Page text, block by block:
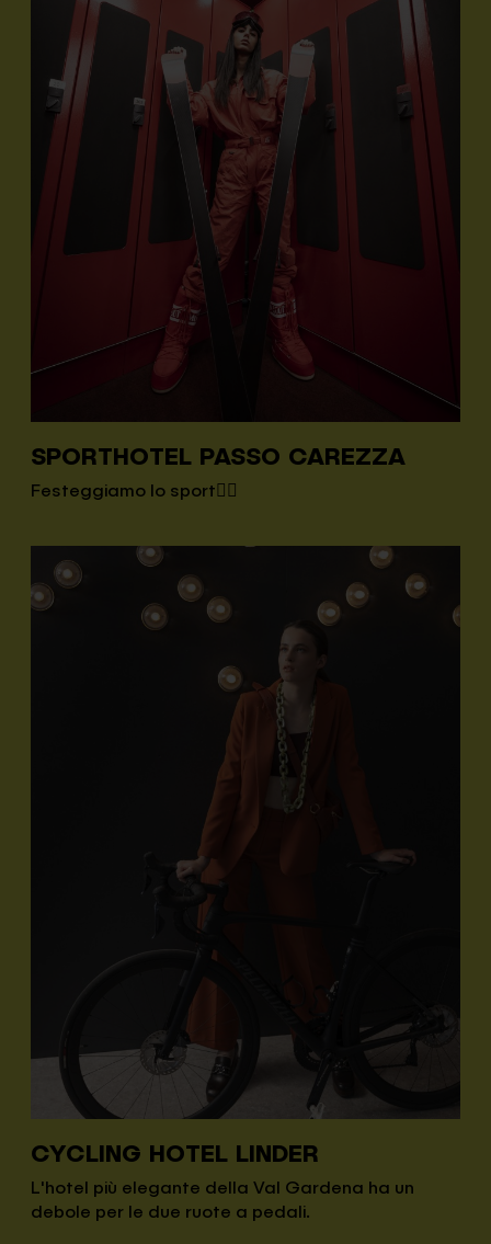
SPORTHOTEL PASSO CAREZZA
Festeggiamo lo sport✌🏿
CYCLING HOTEL LINDER
L'hotel più elegante della Val Gardena ha un
debole per le due ruote a pedali.